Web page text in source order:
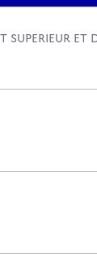
SUPERIEUR ET